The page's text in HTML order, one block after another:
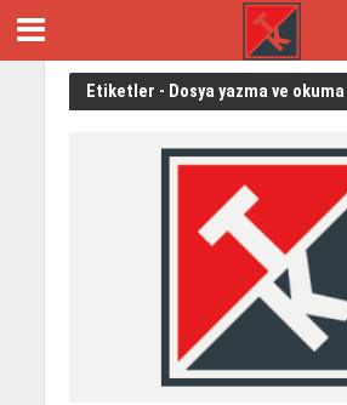
Etiketler - Dosya yazma ve